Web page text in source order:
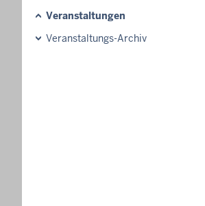
Veranstaltungen
Veranstaltungs-Archiv